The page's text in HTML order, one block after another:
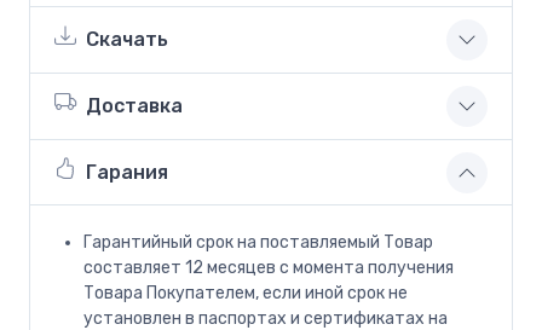
Скачать
Доставка
Гарания
Гарантийный срок на поставляемый Товар
составляет 12 месяцев с момента получения
Товара Покупателем, если иной срок не
установлен в паспортах и сертификатах на